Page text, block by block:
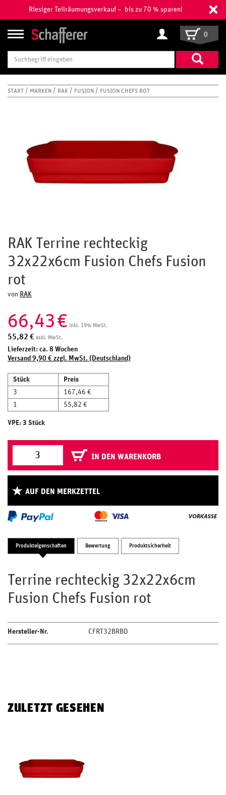
Riesiger Teilräumungsverkauf – bis zu 70 % sparen!
Suchbegriff
eingeben
0
START MARKEN RAK FUSION FUSION CHEFS ROT
RAK Terrine rechteckig
32x22x6cm Fusion Chefs Fusion
rot
von RAK
66,43€ inkl. 19% MwSt.
55,82 € exkl. MwSt.
Lieferzeit: ca. 8 Wochen
Versand 9,90 € zzgl. MwSt. (Deutschland)
Stück
Preis
3
167,46 €
1
55,82 €
VPE: 3 Stück
IN DEN WARENKORB
AUF DEN MERKZETTEL
Produkteigenschaften Bewertung Produktsicherheit
Terrine rechteckig 32x22x6cm
Fusion Chefs Fusion rot
Hersteller-Nr. CFRT32BRBD
ZULETZT GESEHEN